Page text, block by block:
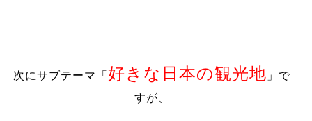
次にサブテーマ「 好きな日本の観光地 」で
すが、